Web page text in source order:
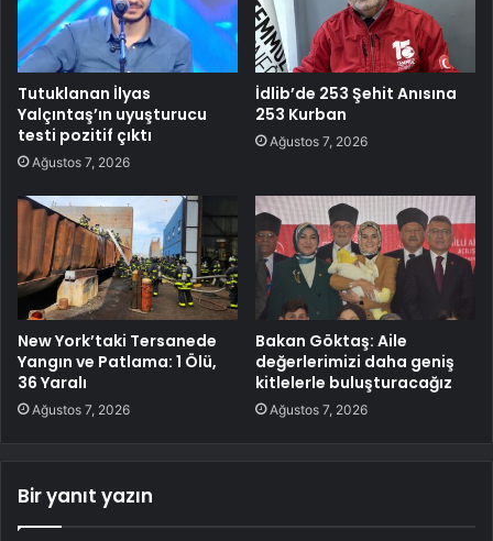
Tutuklanan İlyas
Yalçıntaş’ın uyuşturucu
testi pozitif çıktı
Ağustos 7, 2026
İdlib’de 253 Şehit Anısına
253 Kurban
Ağustos 7, 2026
New York’taki Tersanede
Yangın ve Patlama: 1 Ölü,
36 Yaralı
Ağustos 7, 2026
Bakan Göktaş: Aile
değerlerimizi daha geniş
kitlelerle buluşturacağız
Ağustos 7, 2026
Bir yanıt yazın